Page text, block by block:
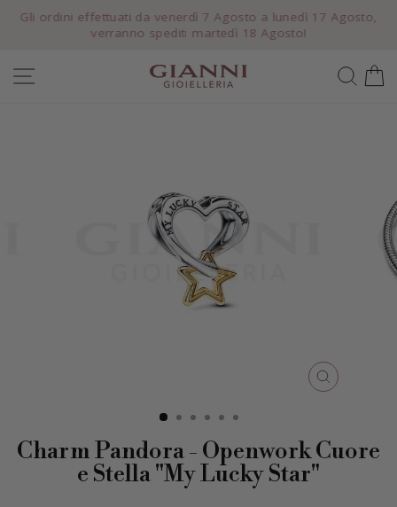
direttamente
contenuti
Metti
pausa
Gli ordini effettuati da venerdì 7 Agosto a lunedì 17 Agosto,
verranno spediti martedì 18 Agosto!
NAVIGAZIONE DEL SITO
CHIUDI
Charm Pandora - Openwork Cuore
e Stella "My Lucky Star"